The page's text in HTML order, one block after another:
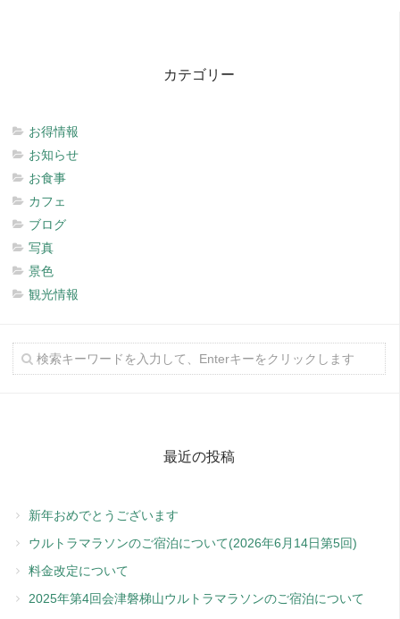
カテゴリー
お得情報
お知らせ
お食事
カフェ
ブログ
写真
景色
観光情報
最近の投稿
新年おめでとうございます
ウルトラマラソンのご宿泊について(2026年6月14日第5回)
料金改定について
2025年第4回会津磐梯山ウルトラマラソンのご宿泊について